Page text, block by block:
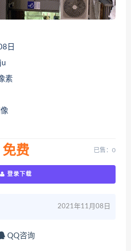
日
素
免费 已售：0
登录下载
2021年11月08日
QQ咨询